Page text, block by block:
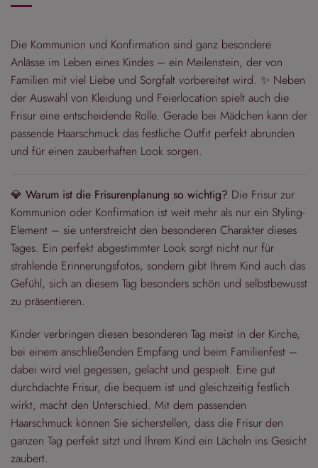
Die Kommunion und Konfirmation sind ganz besondere
Anlässe im Leben eines Kindes – ein Meilenstein, der von
Familien mit viel Liebe und Sorgfalt vorbereitet wird. ✨ Neben
der Auswahl von Kleidung und Feierlocation spielt auch die
Frisur eine entscheidende Rolle. Gerade bei Mädchen kann der
passende Haarschmuck das festliche Outfit perfekt abrunden
und für einen zauberhaften Look sorgen.
💎 Warum ist die Frisurenplanung so wichtig? Die Frisur zur
Kommunion oder Konfirmation ist weit mehr als nur ein Styling-
Element – sie unterstreicht den besonderen Charakter dieses
Tages. Ein perfekt abgestimmter Look sorgt nicht nur für
strahlende Erinnerungsfotos, sondern gibt Ihrem Kind auch das
Gefühl, sich an diesem Tag besonders schön und selbstbewusst
zu präsentieren.
Kinder verbringen diesen besonderen Tag meist in der Kirche,
bei einem anschließenden Empfang und beim Familienfest –
dabei wird viel gegessen, gelacht und gespielt. Eine gut
durchdachte Frisur, die bequem ist und gleichzeitig festlich
wirkt, macht den Unterschied. Mit dem passenden
Haarschmuck können Sie sicherstellen, dass die Frisur den
ganzen Tag perfekt sitzt und Ihrem Kind ein Lächeln ins Gesicht
zaubert.